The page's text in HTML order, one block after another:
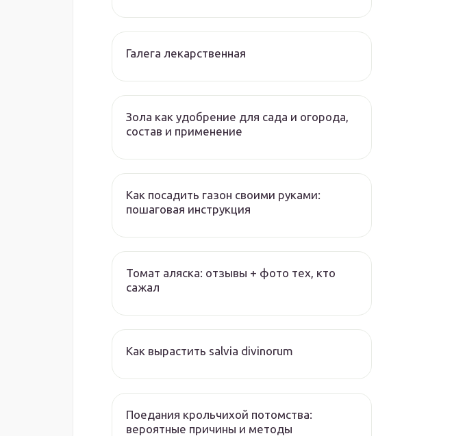
Галега лекарственная
Зола как удобрение для сада и огорода,
состав и применение
Как посадить газон своими руками:
пошаговая инструкция
Томат аляска: отзывы + фото тех, кто
сажал
Как вырастить salvia divinorum
Поедания крольчихой потомства:
вероятные причины и методы